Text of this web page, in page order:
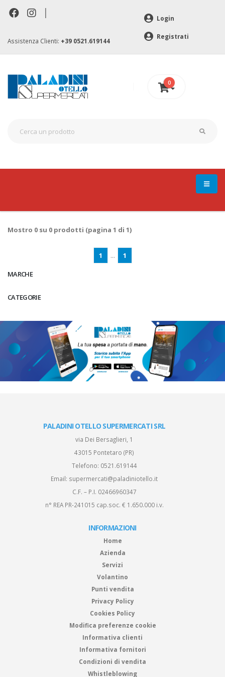
|
Assistenza Clienti: +39 0521.619144
Login
Registrati
0
MARCHE
CATEGORIE
Mostro 0 su 0 prodotti (pagina 1 di 1)
1 ... 1
PALADINI OTELLO SUPERMERCATI SRL
via Dei Bersaglieri, 1
43015 Pontetaro (PR)
Telefono: 0521.619144
Email: supermercati@paladiniotello.it
C.F. – P.I. 02466960347
n° REA PR-241015 cap.soc. € 1.650.000 i.v.
INFORMAZIONI
Home
Azienda
Servizi
Volantino
Punti vendita
Privacy Policy
Cookies Policy
Modifica preferenze cookie
Informativa clienti
Informativa fornitori
Condizioni di vendita
Whistleblowing